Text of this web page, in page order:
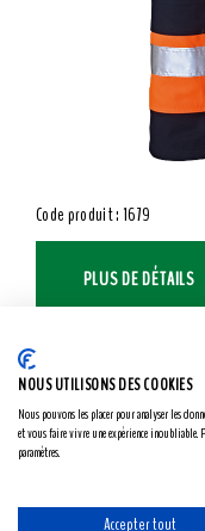
Code produit : 1679
PLUS DE DÉTAILS
NOUS UTILISONS DES COOKIES
Nous pouvons les placer pour analyser les
et vous faire vivre une expérience
paramètres.
Accepter tout